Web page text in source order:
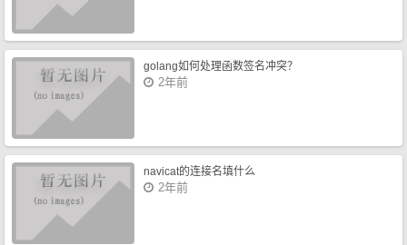
golang如何处理函数签名冲突？
2年前
navicat的连接名填什么
2年前